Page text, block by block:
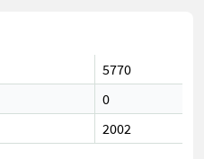
5770
0
2002